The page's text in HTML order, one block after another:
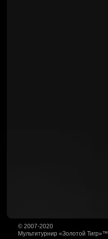
© 2007-2020
Мультитурнир «Золотой Тигр»™